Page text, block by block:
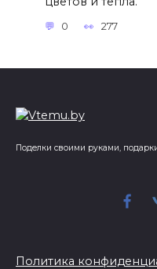
0 277
Поделки своими руками,
Политика